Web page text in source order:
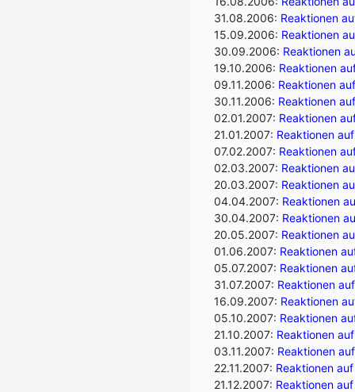
31.08.2006: Reaktionen
15.09.2006: Reaktionen
30.09.2006: Reaktionen
19.10.2006: Reaktionen
09.11.2006: Reaktionen
30.11.2006: Reaktionen
02.01.2007: Reaktionen
21.01.2007: Reaktionen
07.02.2007: Reaktionen
02.03.2007: Reaktionen
20.03.2007: Reaktionen
04.04.2007: Reaktionen
30.04.2007: Reaktionen
20.05.2007: Reaktionen
01.06.2007: Reaktionen
05.07.2007: Reaktionen
31.07.2007: Reaktionen
16.09.2007: Reaktionen
05.10.2007: Reaktionen
21.10.2007: Reaktionen
03.11.2007: Reaktionen
22.11.2007: Reaktionen
21.12.2007: Reaktionen